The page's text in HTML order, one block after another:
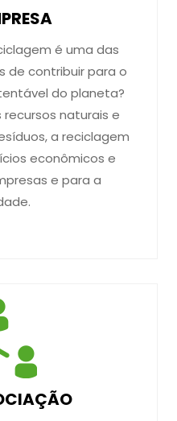
é uma das
de contribuir para o
do planeta?
naturais e
a reciclagem
econômicos e
e para a